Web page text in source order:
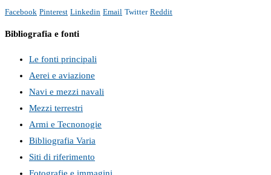
Facebook Pinterest Linkedin Email Twitter Reddit
Bibliografia e fonti
Le fonti principali
Aerei e aviazione
Navi e mezzi navali
Mezzi terrestri
Armi e Tecnonogie
Bibliografia Varia
Siti di riferimento
Fotografie e immagini